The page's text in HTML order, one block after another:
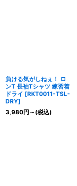
負ける気がしねぇ！ ロ
ンT 長袖Tシャツ 練習着
ドライ [RKT0011-TSL-
DRY]
3,980円 ～ (税込)